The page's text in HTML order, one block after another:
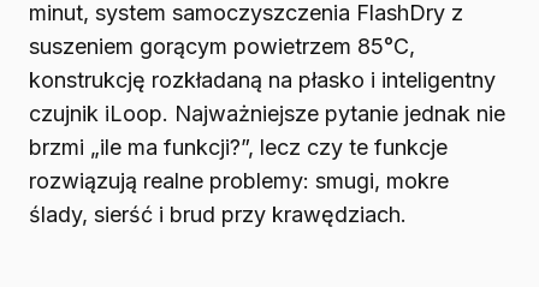
minut, system samoczyszczenia FlashDry z
suszeniem gorącym powietrzem 85°C,
konstrukcję rozkładaną na płasko i inteligentny
czujnik iLoop. Najważniejsze pytanie jednak nie
brzmi „ile ma funkcji?”, lecz czy te funkcje
rozwiązują realne problemy: smugi, mokre
ślady, sierść i brud przy krawędziach.